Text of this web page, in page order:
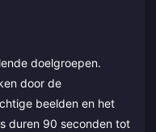
doelgroepen.
door de
beelden en het
duren 90 seconden tot